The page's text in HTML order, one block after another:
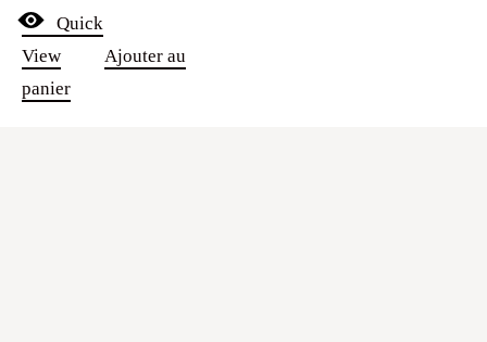
Quick
View
Ajouter au
panier